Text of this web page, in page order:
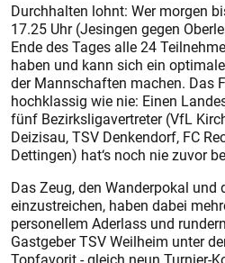
Durchhalten lohnt: Wer morgen
17.25 Uhr (Jesingen gegen
Ende des Tages alle 24
haben und kann sich ein
der Mannschaften machen. Das
hochklassig wie nie: Einen
fünf Bezirksligavertreter (VfL
Deizisau, TSV Denkendorf, FC
Dettingen) hat‘s noch nie zuvor
Das Zeug, den Wanderpokal und
einzustreichen, haben dabei
personellem Aderlass und
Gastgeber TSV Weilheim unter